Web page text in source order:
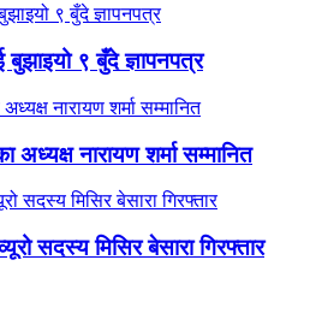
९ बुँदे ज्ञापनपत्र
नारायण शर्मा सम्मानित
सदस्य मिसिर बेसारा गिरफ्तार